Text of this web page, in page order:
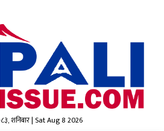
शनिबार | Sat Aug 8 2026